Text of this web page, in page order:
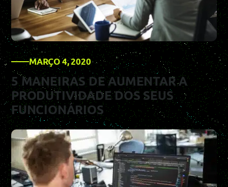
MARÇO 4, 2020
5 MANEIRAS DE AUMENTAR A
PRODUTIVIDADE DOS SEUS
FUNCIONÁRIOS